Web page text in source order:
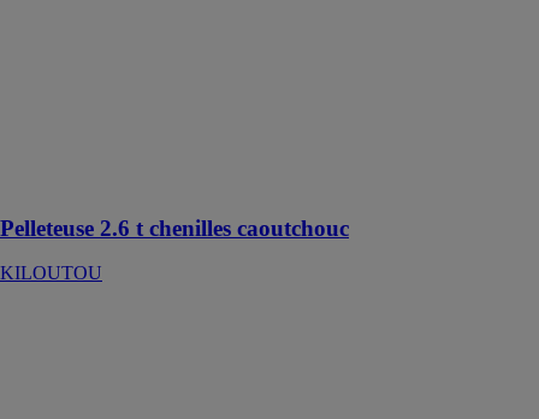
Pelleteuse 2.6 t chenilles caoutchouc
KILOUTOU